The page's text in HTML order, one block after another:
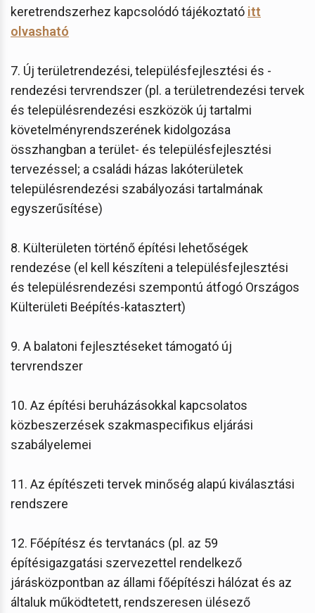
keretrendszerhez kapcsolódó tájékoztató itt
olvasható
7. Új területrendezési, településfejlesztési és -
rendezési tervrendszer (pl. a területrendezési tervek
és településrendezési eszközök új tartalmi
követelményrendszerének kidolgozása
összhangban a terület- és településfejlesztési
tervezéssel; a családi házas lakóterületek
településrendezési szabályozási tartalmának
egyszerűsítése)
8. Külterületen történő építési lehetőségek
rendezése (el kell készíteni a településfejlesztési
és településrendezési szempontú átfogó Országos
Külterületi Beépítés-katasztert)
9. A balatoni fejlesztéseket támogató új
tervrendszer
10. Az építési beruházásokkal kapcsolatos
közbeszerzések szakmaspecifikus eljárási
szabályelemei
11. Az építészeti tervek minőség alapú kiválasztási
rendszere
12. Főépítész és tervtanács (pl. az 59
építésigazgatási szervezettel rendelkező
járásközpontban az állami főépítészi hálózat és az
általuk működtetett, rendszeresen ülésező